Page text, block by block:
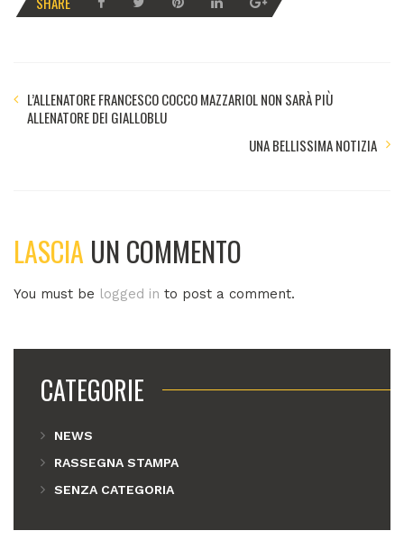
L’ALLENATORE FRANCESCO COCCO MAZZARIOL NON SARÀ PIÙ
ALLENATORE DEI GIALLOBLU
UNA BELLISSIMA NOTIZIA
LASCIA UN COMMENTO
You must be logged in to post a comment.
CATEGORIE
NEWS
RASSEGNA STAMPA
SENZA CATEGORIA